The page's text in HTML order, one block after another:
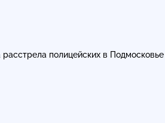
полицейских в